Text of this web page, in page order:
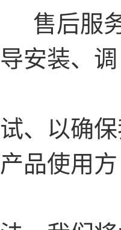
售后服
导安装、调
试、以确
产品使用方